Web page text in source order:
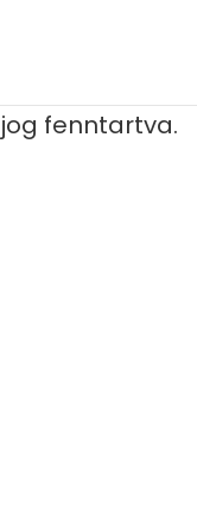
fenntartva.